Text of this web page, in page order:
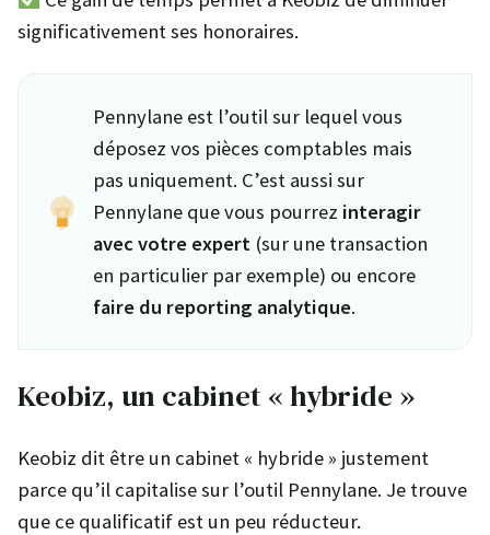
significativement ses honoraires.
Pennylane est l’outil sur lequel vous
déposez vos pièces comptables mais
pas uniquement. C’est aussi sur
Pennylane que vous pourrez interagir
avec votre expert (sur une transaction
en particulier par exemple) ou encore
faire du reporting analytique.
Keobiz, un cabinet « hybride »
Keobiz dit être un cabinet « hybride » justement
parce qu’il capitalise sur l’outil Pennylane. Je trouve
que ce qualificatif est un peu réducteur.